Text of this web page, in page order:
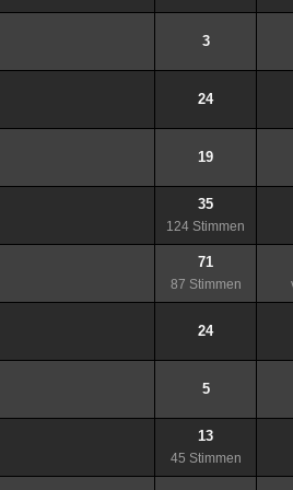
3
24
19
35
124 Stimmen
71
87 Stimmen
24
5
13
45 Stimmen